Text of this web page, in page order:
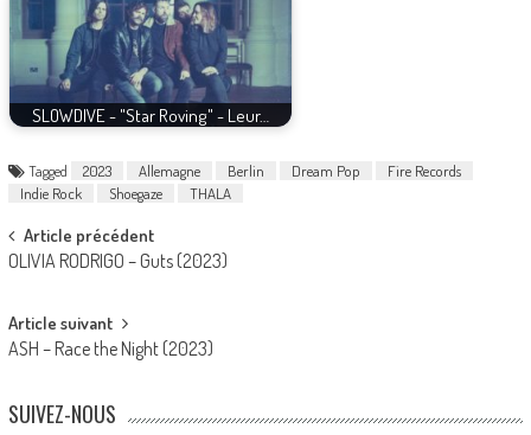
SLOWDIVE - "Star Roving" - Leur…
Tagged 2023 Allemagne Berlin Dream Pop
Fire Records
Indie Rock
Shoegaze THALA
Post
navigation
Article précédent
OLIVIA RODRIGO – Guts (2023)
Article suivant
ASH – Race the Night (2023)
SUIVEZ-NOUS